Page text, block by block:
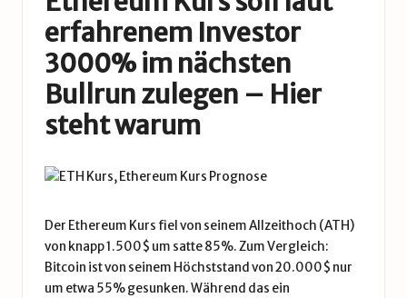
erfahrenem Investor
3000% im nächsten
Bullrun zulegen – Hier
steht warum
Der Ethereum Kurs fiel von seinem Allzeithoch (ATH)
von knapp 1.500$ um satte 85%. Zum Vergleich:
Bitcoin ist von seinem Höchststand von 20.000$ nur
um etwa 55% gesunken. Während das ein